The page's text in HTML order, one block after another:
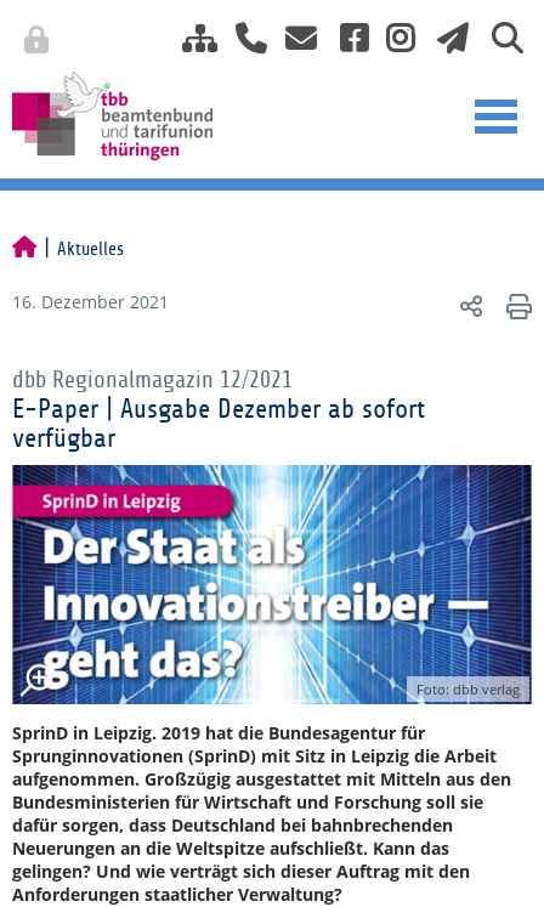
Aktuelles
16. Dezember 2021
dbb Regionalmagazin 12/2021
E-Paper | Ausgabe Dezember ab sofort
verfügbar
Foto: dbb verlag
SprinD in Leipzig. 2019 hat die Bundesagentur für
Sprunginnovationen (SprinD) mit Sitz in Leipzig die Arbeit
aufgenommen. Großzügig ausgestattet mit Mitteln aus den
Bundesministerien für Wirtschaft und Forschung soll sie
dafür sorgen, dass Deutschland bei bahnbrechenden
Neuerungen an die Weltspitze aufschließt. Kann das
gelingen? Und wie verträgt sich dieser Auftrag mit den
Anforderungen staatlicher Verwaltung?